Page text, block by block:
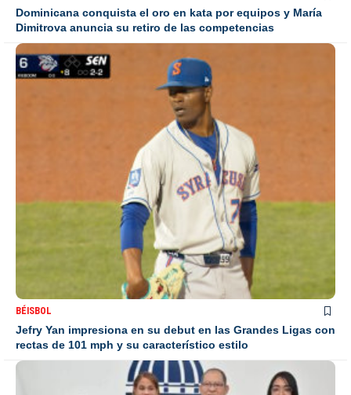
Dominicana conquista el oro en kata por equipos y María
Dimitrova anuncia su retiro de las competencias
BÉISBOL
Jefry Yan impresiona en su debut en las Grandes Ligas con
rectas de 101 mph y su característico estilo